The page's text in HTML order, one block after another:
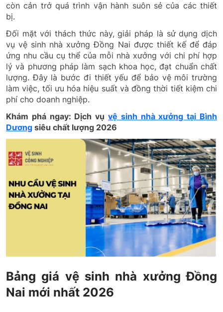
còn cản trở quá trình vận hành suôn sẻ của các thiết
bị.
Đối mặt với thách thức này, giải pháp là sử dụng dịch
vụ vệ sinh nhà xưởng Đồng Nai được thiết kế để đáp
ứng nhu cầu cụ thể của mỗi nhà xưởng với chi phí hợp
lý và phương pháp làm sạch khoa học, đạt chuẩn chất
lượng. Đây là bước đi thiết yếu để bảo vệ môi trường
làm việc, tối ưu hóa hiệu suất và đồng thời tiết kiệm chi
phí cho doanh nghiệp.
Khám phá ngay: Dịch vụ vệ sinh nhà xưởng tại Bình
Dương siêu chất lượng 2026
Bảng giá vệ sinh nhà xưởng Đồng
Nai mới nhất 2026